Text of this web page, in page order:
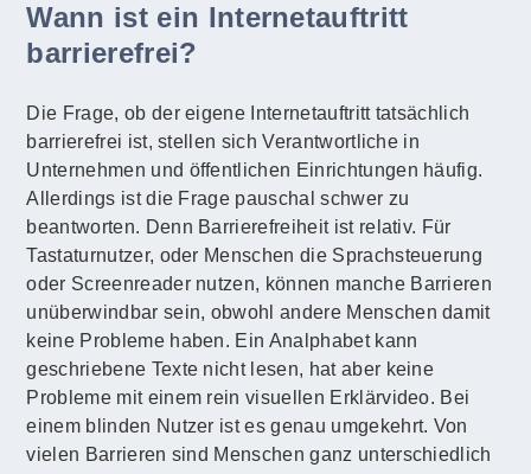
Wann ist ein Internetauftritt
barrierefrei?
Die Frage, ob der eigene Internetauftritt tatsächlich
barrierefrei ist, stellen sich Verantwortliche in
Unternehmen und öffentlichen Einrichtungen häufig.
Allerdings ist die Frage pauschal schwer zu
beantworten. Denn Barrierefreiheit ist relativ. Für
Tastaturnutzer, oder Menschen die Sprachsteuerung
oder Screenreader nutzen, können manche Barrieren
unüberwindbar sein, obwohl andere Menschen damit
keine Probleme haben. Ein Analphabet kann
geschriebene Texte nicht lesen, hat aber keine
Probleme mit einem rein visuellen Erklärvideo. Bei
einem blinden Nutzer ist es genau umgekehrt. Von
vielen Barrieren sind Menschen ganz unterschiedlich